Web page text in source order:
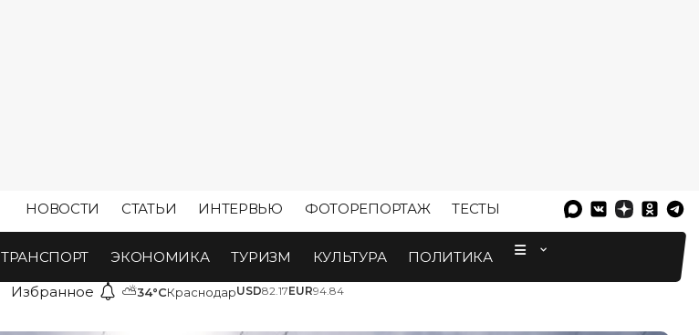
НОВОСТИ СТАТЬИ ИНТЕРВЬЮ ФОТОРЕПОРТАЖ ТЕСТЫ
ТРАНСПОРТ ЭКОНОМИКА ТУРИЗМ КУЛЬТУРА ПОЛИТИКА
Избранное ⛅34°CКраснодарUSD82.17EUR94.84